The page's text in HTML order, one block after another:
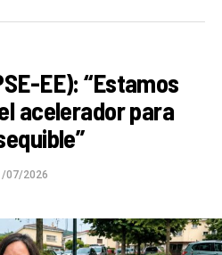
EE): “Estamos
acelerador para
07/2026